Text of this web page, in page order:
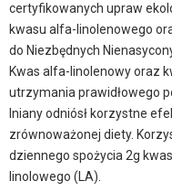
certyfikowanych upraw
kwasu alfa-linolenowego
do Niezbędnych
Kwas alfa-linolenowy oraz
utrzymania prawidłowego
lniany odniósł korzystne
zrównoważonej diety.
dziennego spożycia 2g
linolowego (LA).